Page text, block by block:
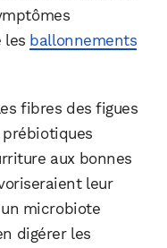
les ballonnements
fibres des figues
aux bonnes
leur
microbiote
digérer les